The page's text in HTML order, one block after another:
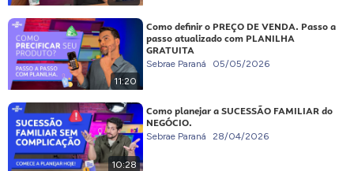
11:20
Como definir o PREÇO DE VENDA. Passo a
passo atualizado com PLANILHA
GRATUITA
Sebrae Paraná 05/05/2026
10:28
Como planejar a SUCESSÃO FAMILIAR do
NEGÓCIO.
Sebrae Paraná 28/04/2026